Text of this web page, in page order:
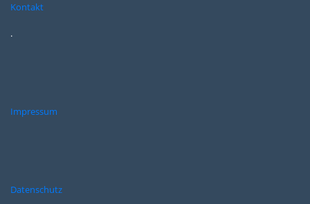
Kontakt
.
Impressum
Datenschutz